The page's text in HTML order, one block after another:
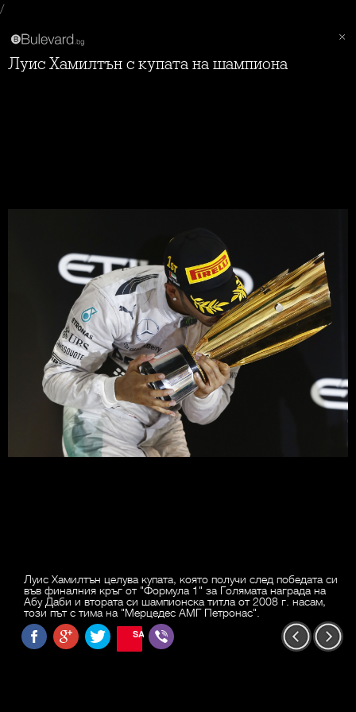
/
Луис Хамилтън с купата на шампиона
Луис Хамилтън целува купата, която получи след победата си
във финалния кръг от "Формула 1" за Голямата награда на
Абу Даби и втората си шампионска титла от 2008 г. насам,
този път с тима на "Мерцедес АМГ Петронас".
SAVE